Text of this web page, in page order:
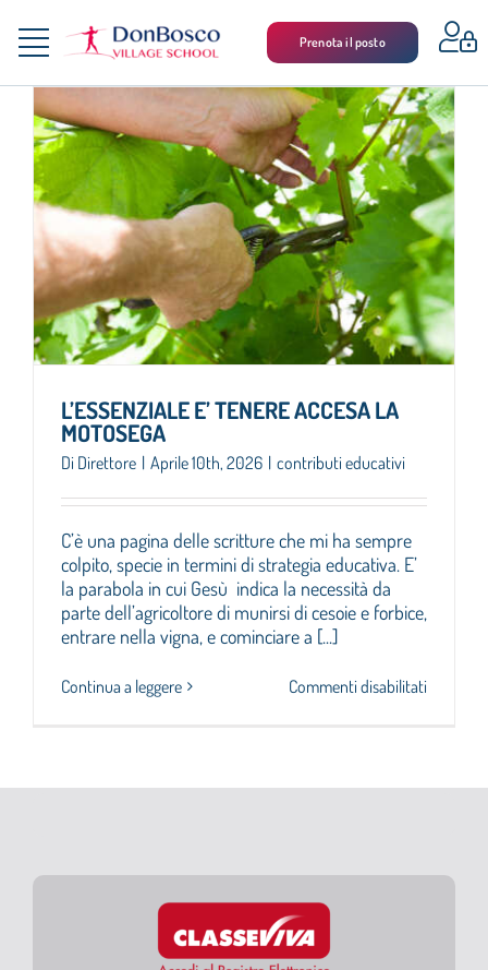
contenuto
Toggle
Navigation
LA SCUOLA
SCUOLA MEDIA
LICEO SCIENTIFICO SPORTIVO
LICEO SCIENZE UMANE
ALBO
ASSOCIAZIONE GENITORI
CONTATTI
Cerca
Prenota il posto
L’ESSENZIALE E’ TENERE ACCESA LA
MOTOSEGA
Di Direttore | Aprile 10th, 2026 | contributi educativi
C’è una pagina delle scritture che mi ha sempre
colpito, specie in termini di strategia educativa. E’
la parabola in cui Gesù indica la necessità da
parte dell’agricoltore di munirsi di cesoie e forbice,
entrare nella vigna, e cominciare a [...]
Continua a leggere Commenti disabilitatisu
LA